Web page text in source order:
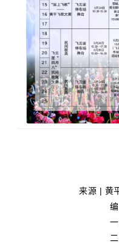
来源 | 黄